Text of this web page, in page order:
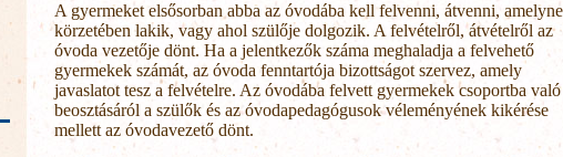
A gyermeket elsősorban abba az óvodába kell felvenni, átvenni,
körzetében lakik, vagy ahol szülője dolgozik. A felvételről, átvételről az
óvoda vezetője dönt. Ha a jelentkezők száma meghaladja a felvehető
gyermekek számát, az óvoda fenntartója bizottságot szervez, amely
javaslatot tesz a felvételre. Az óvodába felvett gyermekek csoportba való
beosztásáról a szülők és az óvodapedagógusok véleményének kikérése
mellett az óvodavezető dönt.